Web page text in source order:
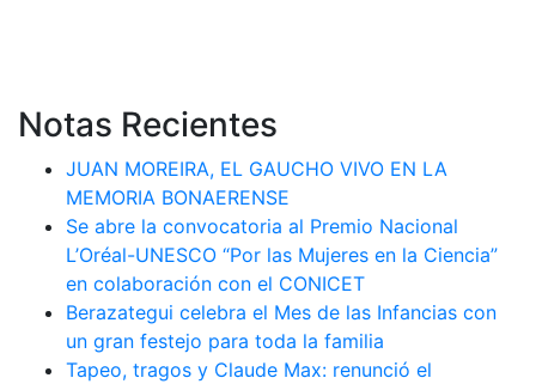
Notas Recientes
JUAN MOREIRA, EL GAUCHO VIVO EN LA
MEMORIA BONAERENSE
Se abre la convocatoria al Premio Nacional
L’Oréal-UNESCO “Por las Mujeres en la Ciencia”
en colaboración con el CONICET
Berazategui celebra el Mes de las Infancias con
un gran festejo para toda la familia
Tapeo, tragos y Claude Max: renunció el